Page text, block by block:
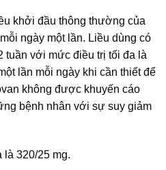
khởi đầu thông thường của
ngày một lần. Liều dùng có
tuần với mức điều trị tối đa là
lần mỗi ngày khi cần thiết để
không được khuyến cáo
bệnh nhân với sự suy giảm
là 320/25 mg.